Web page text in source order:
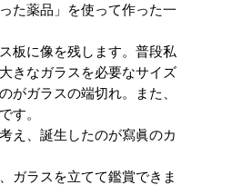
た薬品」を使って作った一
板に像を残します。普段私
きなガラスを必要なサイズ
がガラスの端切れ。また、
す。
え、誕生したのが寫眞のカ
ガラスを立てて鑑賞できま